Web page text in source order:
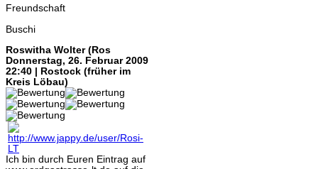
Freundschaft
Buschi
Roswitha Wolter (Ros
Donnerstag, 26. Februar 2009
22:40 | Rostock (früher im
Kreis Löbau)
Ich bin durch Euren Eintrag auf